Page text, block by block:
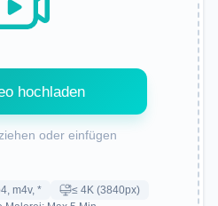
hochladen
oder einfügen
m4v, *
≤ 4K (3840px)